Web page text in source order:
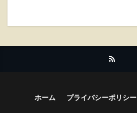
ホーム プライバシーポリシー